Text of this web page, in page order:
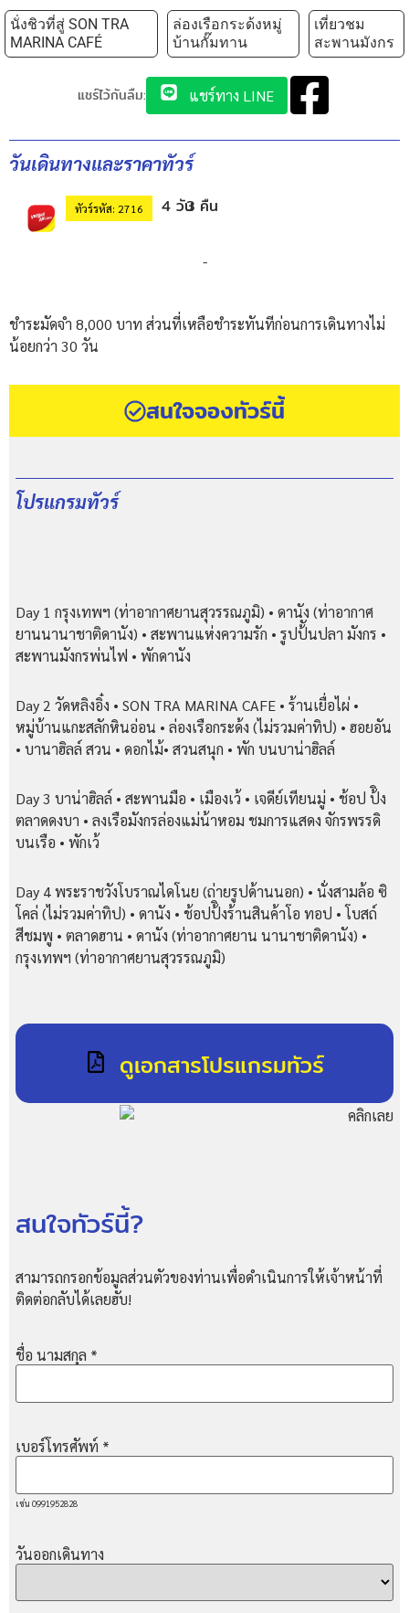
นั่งชิวที่สู่ SON TRA
MARINA CAFÉ
ล่องเรือกระด้งหมู่
บ้านกั๊มทาน
เที่ยวชม
สะพานมังกร
แชร์ไว้กันลืม: แชร์ทาง LINE
วันเดินทางและราคาทัวร์
ทัวร์รหัส: 2716 4 วัน3 คืน
-
ชำระมัดจำ 8,000 บาท ส่วนที่เหลือชำระทันทีก่อนการเดินทางไม่
น้อยกว่า 30 วัน
สนใจจองทัวร์นี้
โปรแกรมทัวร์
Day 1 กรุงเทพฯ (ท่าอากาศยานสุวรรณภูมิ) • ดานัง (ท่าอากาศ
ยานนานาชาติดานัง) • สะพานแห่งความรัก • รูปป้ันปลา มังกร •
สะพานมังกรพ่นไฟ • พักดานัง
Day 2 วัดหลิงอิ๋ง • SON TRA MARINA CAFE • ร้านเยื่อไผ่ •
หมู่บ้านแกะสลักหินอ่อน • ล่องเรือกระด้ง (ไม่รวมค่าทิป) • ฮอยอัน
• บานาฮิลล์ สวน • ดอกไม้• สวนสนุก • พัก บนบาน่าฮิลล์
Day 3 บาน่าฮิลล์ • สะพานมือ • เมืองเว้ • เจดีย์เทียนมู่ • ช้อป ป้ิง
ตลาดดงบา • ลงเรือมังกรล่องแม่น้าหอม ชมการแสดง จักรพรรดิ
บนเรือ • พักเว้
Day 4 พระราชวังโบราณไดโนย (ถ่ายรูปด้านนอก) • นั่งสามล้อ ซิ
โคล่ (ไม่รวมค่าทิป) • ดานัง • ช้อปป้ิงร้านสินค้าโอ ทอป • โบสถ์
สีชมพู • ตลาดฮาน • ดานัง (ท่าอากาศยาน นานาชาติดานัง) •
กรุงเทพฯ (ท่าอากาศยานสุวรรณภูมิ)
ดูเอกสารโปรแกรมทัวร์
สนใจทัวร์นี้?
สามารถกรอกข้อมูลส่วนตัวของท่านเพื่อดำเนินการให้เจ้าหน้าที่
ติดต่อกลับได้เลยฮับ!
ชื่อ นามสกุล *
เบอร์โทรศัพท์ *
เช่น 0991952828
วันออกเดินทาง